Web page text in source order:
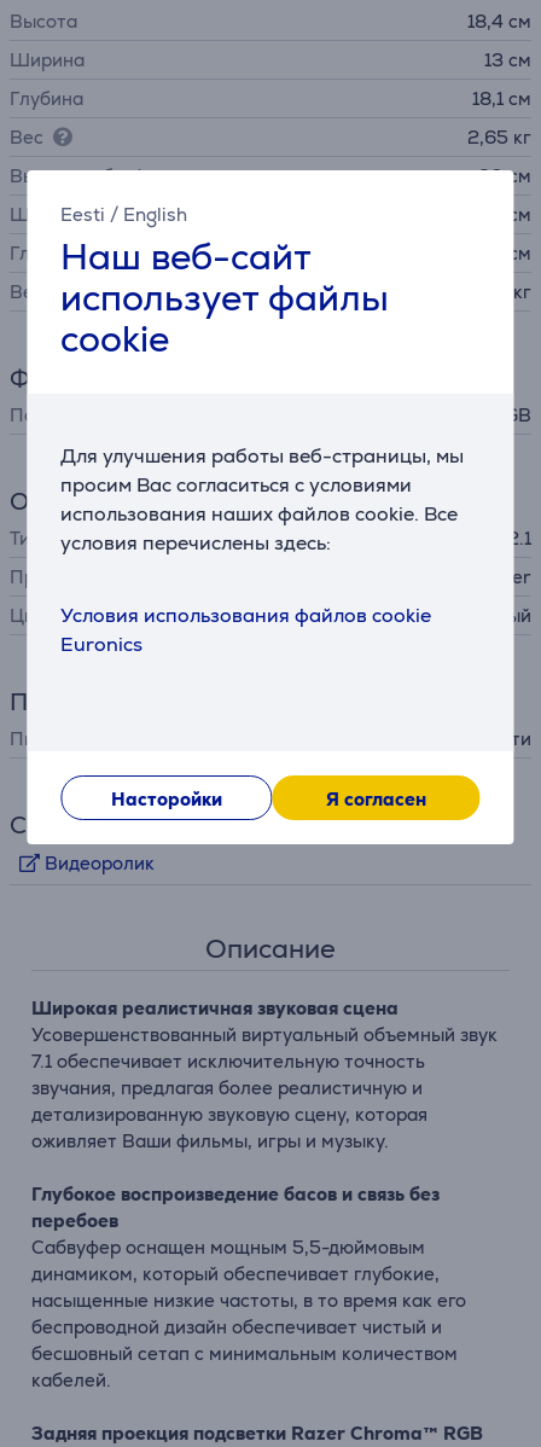
Eesti / English
Наш веб-сайт
использует файлы
cookie
Для улучшения работы веб-страницы, мы
просим Вас согласиться с условиями
использования наших файлов cookie. Все
условия перечислены здесь:
Условия использования файлов cookie
Euronics
Насторойки Я согласен
Высота
18,4 см
Ширина
13 см
Глубина
18,1 см
Вес
2,65 кг
Высота сабвуфера
30 см
Ширина сабвуфера
26,5 см
Глубина сабвуфера
26,5 см
Вес сабвуфера
4,6 кг
Функции
Подсветка RGB
Общий параметр
Тип акустической системы
2.1
Производитель
Razer
Цвет
черный
Питание
Питание от сети
Ссылки
Видеоролик
Описание
Широкая реалистичная звуковая сцена
Усовершенствованный виртуальный объемный звук
7.1 обеспечивает исключительную точность
звучания, предлагая более реалистичную и
детализированную звуковую сцену, которая
оживляет Ваши фильмы, игры и музыку.
Глубокое воспроизведение басов и связь без
перебоев
Сабвуфер оснащен мощным 5,5-дюймовым
динамиком, который обеспечивает глубокие,
насыщенные низкие частоты, в то время как его
беспроводной дизайн обеспечивает чистый и
бесшовный сетап с минимальным количеством
кабелей.
Задняя проекция подсветки Razer Chroma™ RGB